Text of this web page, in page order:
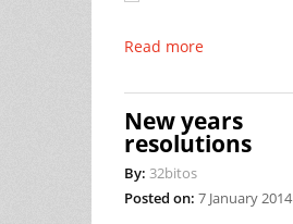
Read more
New years
resolutions
By: 32bitos
Posted on: 7 January 2014